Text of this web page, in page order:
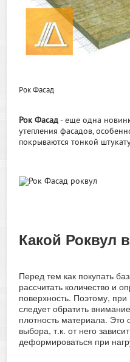
Рок Фасад
Рок Фасад- еще одна
утепления фасадов,
покрываются тонкой
Какой Роквул
Перед тем как покупать
рассчитать количество и
поверхность. Поэтому,
следует обратить
плотность материала.
выбора, т.к. от него
деформироваться при